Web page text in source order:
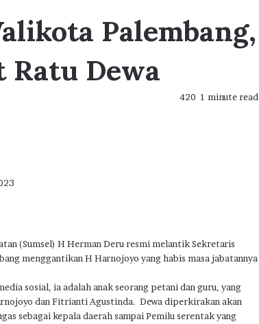
Palembang,
Dewa
420 1 minute read
(Sumsel) H Herman Deru resmi melantik Sekretaris
menggantikan H Harnojoyo yang habis masa jabatannya
sosial, ia adalah anak seorang petani dan guru, yang
dan Fitrianti Agustinda. Dewa diperkirakan akan
sebagai kepala daerah sampai Pemilu serentak yang